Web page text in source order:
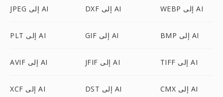
JPEG إلى AI DXF إلى AI WEBP إلى AI
PLT إلى AI GIF إلى AI BMP إلى AI
AVIF إلى AI JFIF إلى AI TIFF إلى AI
XCF إلى AI DST إلى AI CMX إلى AI